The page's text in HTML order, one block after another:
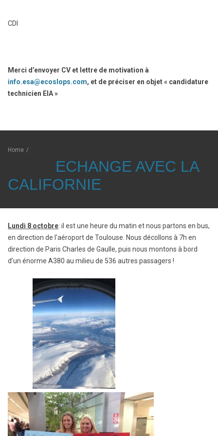
CDI
Merci d’envoyer CV et lettre de motivation à
info.esa@ecoslops.com, et de préciser en objet « candidature
technicien EIA »
Home /
ECHANGE AVEC LA
CALIFORNIE
Lundi 8 octobre: il est une heure du matin et nous partons en bus,
en direction de l’aéroport de Toulouse. Nous décollons à 7h en
direction de Paris Charles de Gaulle, puis nous montons à bord
d’un énorme A380 au milieu de 536 autres passagers !